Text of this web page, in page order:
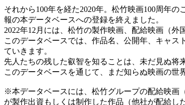
それから100年を経た2020年。松竹映画100周年
報の本データベースへの登録を終えました。
2022年12月には、松竹の製作映画、配給映画（外
このデータベースでは、作品名、公開年、キャ
ていきます。
先人たちの残した叡智を知ることは、未だ見ぬ将
このデータベースを通じて、まだ知らぬ映画の世
※本データベースには、松竹グループの配給映画
が製作出資もしくは制作した作品（他社が配給し